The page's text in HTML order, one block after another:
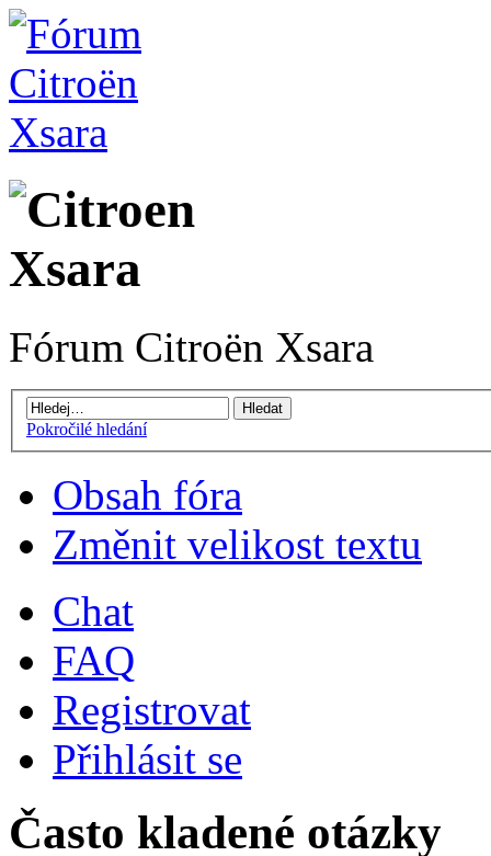
Fórum Citroën Xsara
Pokročilé hledání
Obsah fóra
Změnit velikost textu
Chat
FAQ
Registrovat
Přihlásit se
Často kladené otázky